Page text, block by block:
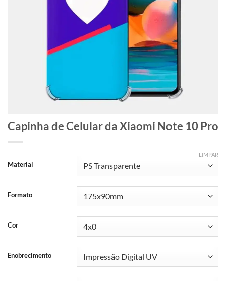
Capinha de Celular da Xiaomi Note 10 Pro
Material
Formato
Cor
Enobrecimento
LIMPAR